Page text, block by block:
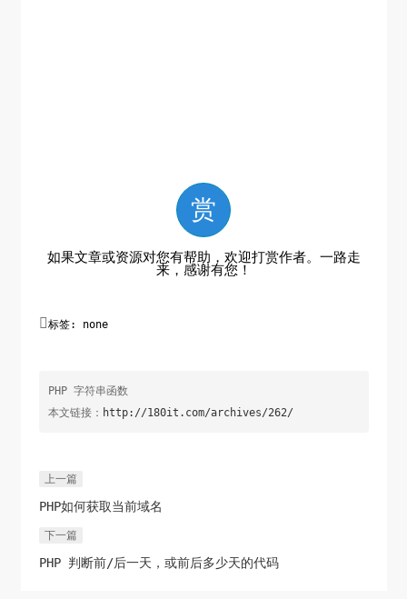
赏
如果文章或资源对您有帮助，欢迎打赏作者。一路走
来，感谢有您！
标签: none
PHP 字符串函数
本文链接： http://180it.com/archives/262/
上一篇
PHP如何获取当前域名
下一篇
PHP 判断前/后一天，或前后多少天的代码